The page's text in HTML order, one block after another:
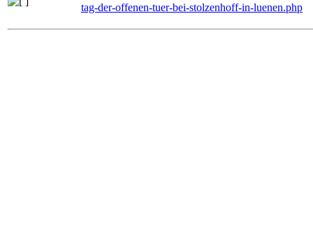
tag-der-offenen-tuer-bei-stolzenhoff-in-luenen.php